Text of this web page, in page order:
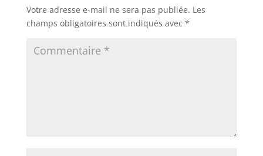
Votre adresse e-mail ne sera pas publiée. Les
champs obligatoires sont indiqués avec *